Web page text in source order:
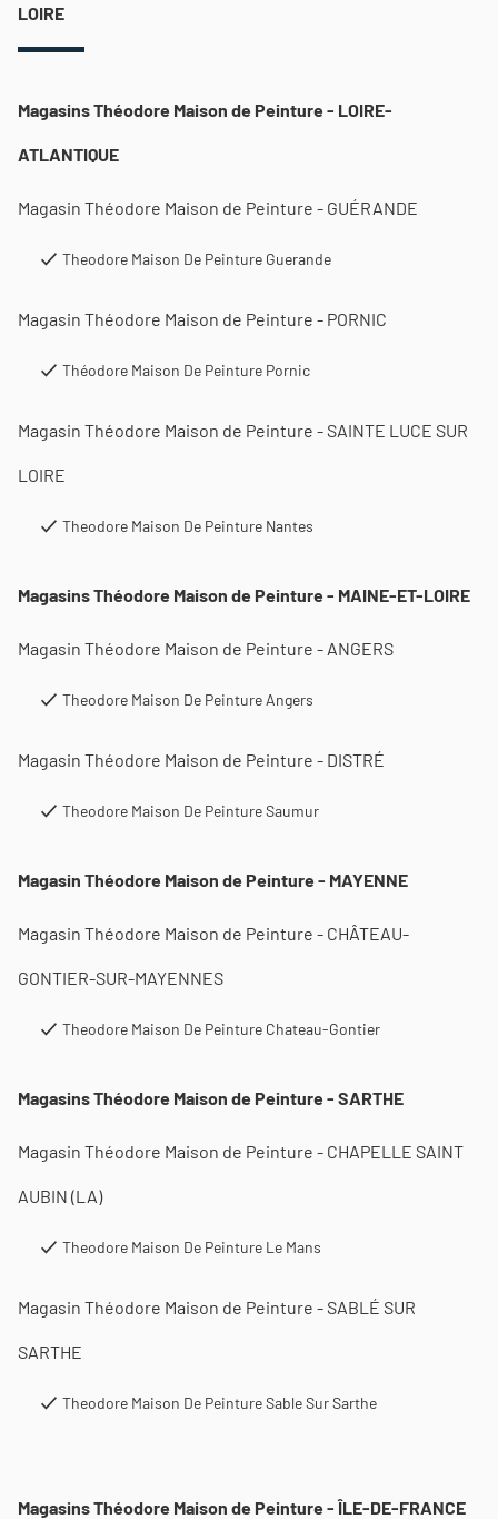
LOIRE
Magasins Théodore Maison de Peinture - LOIRE-
ATLANTIQUE
Magasin Théodore Maison de Peinture - GUÉRANDE
Theodore Maison De Peinture Guerande
Magasin Théodore Maison de Peinture - PORNIC
Théodore Maison De Peinture Pornic
Magasin Théodore Maison de Peinture - SAINTE LUCE SUR
LOIRE
Theodore Maison De Peinture Nantes
Magasins Théodore Maison de Peinture - MAINE-ET-LOIRE
Magasin Théodore Maison de Peinture - ANGERS
Theodore Maison De Peinture Angers
Magasin Théodore Maison de Peinture - DISTRÉ
Theodore Maison De Peinture Saumur
Magasin Théodore Maison de Peinture - MAYENNE
Magasin Théodore Maison de Peinture - CHÂTEAU-
GONTIER-SUR-MAYENNES
Theodore Maison De Peinture Chateau-Gontier
Magasins Théodore Maison de Peinture - SARTHE
Magasin Théodore Maison de Peinture - CHAPELLE SAINT
AUBIN (LA)
Theodore Maison De Peinture Le Mans
Magasin Théodore Maison de Peinture - SABLÉ SUR
SARTHE
Theodore Maison De Peinture Sable Sur Sarthe
Magasins Théodore Maison de Peinture - ÎLE-DE-FRANCE